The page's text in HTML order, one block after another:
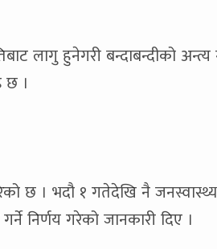
लागु हुनेगरी बन्दाबन्दीको
छ ।
छ । भदौ १ गतेदेखि नै
निर्णय गरेको जानकारी दिए ।